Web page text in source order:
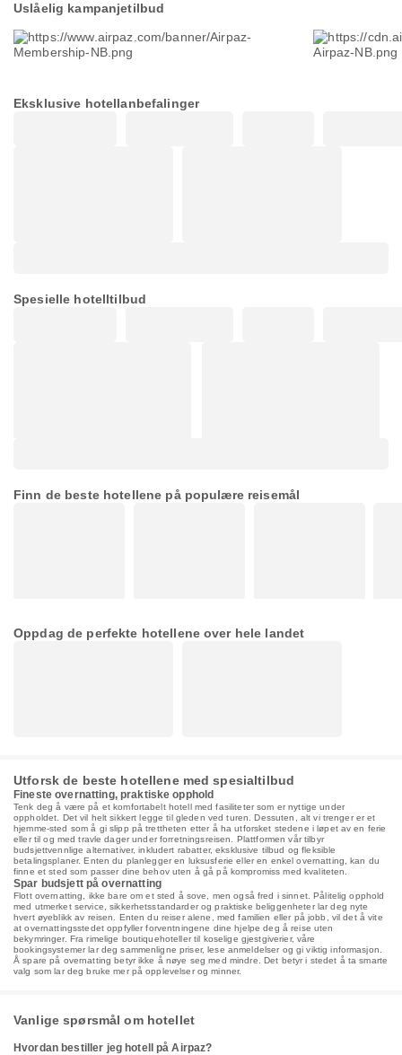
Uslåelig kampanjetilbud
Eksklusive hotellanbefalinger
Spesielle hotelltilbud
Finn de beste hotellene på populære reisemål
Oppdag de perfekte hotellene over hele landet
Utforsk de beste hotellene med spesialtilbud
Fineste overnatting, praktiske opphold
Tenk deg å være på et komfortabelt hotell med fasiliteter som er nyttige under
oppholdet. Det vil helt sikkert legge til gleden ved turen. Dessuten, alt vi trenger er et
hjemme-sted som å gi slipp på trettheten etter å ha utforsket stedene i løpet av en ferie
eller til og med travle dager under forretningsreisen. Plattformen vår tilbyr
budsjettvennlige alternativer, inkludert rabatter, eksklusive tilbud og fleksible
betalingsplaner. Enten du planlegger en luksusferie eller en enkel overnatting, kan du
finne et sted som passer dine behov uten å gå på kompromiss med kvaliteten.
Spar budsjett på overnatting
Flott overnatting, ikke bare om et sted å sove, men også fred i sinnet. Pålitelig opphold
med utmerket service, sikkerhetsstandarder og praktiske beliggenheter lar deg nyte
hvert øyeblikk av reisen. Enten du reiser alene, med familien eller på jobb, vil det å vite
at overnattingsstedet oppfyller forventningene dine hjelpe deg å reise uten
bekymringer. Fra rimelige boutiquehoteller til koselige gjestgiverier, våre
bookingsystemer lar deg sammenligne priser, lese anmeldelser og gi viktig informasjon.
Å spare på overnatting betyr ikke å nøye seg med mindre. Det betyr i stedet å ta smarte
valg som lar deg bruke mer på opplevelser og minner.
Vanlige spørsmål om hotellet
Hvordan bestiller jeg hotell på Airpaz?